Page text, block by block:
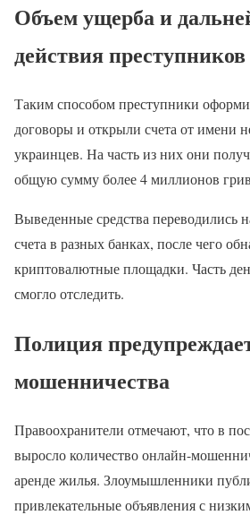
Объем ущерба и
действия преступников
Таким способом преступники
договоры и открыли счета от имени
украинцев. На часть из них они
общую сумму более 4 миллионов
Выведенные средства переводились
счета в разных банках, после чего
криптовалютные площадки. Часть
смогло отследить.
Полиция
мошенничества
Правоохранители отмечают, что в
выросло количество онлайн-
аренде жилья. Злоумышленники
привлекательные объявления с